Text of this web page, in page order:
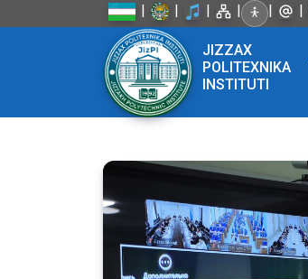
| | | | | |
JIZZAX
POLITEXNIKA
INSTITUTI